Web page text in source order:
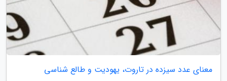
معنای عدد سیزده در تاروت، یهودیت و طالع شناسی